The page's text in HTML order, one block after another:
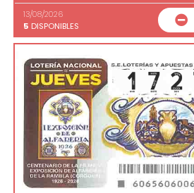
13/08/2026
5 DISPONIBLES